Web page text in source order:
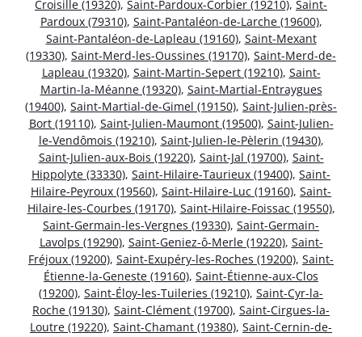
Croisille (19320), Saint-Pardoux-Corbier (19210), Saint-
Pardoux (79310), Saint-Pantaléon-de-Larche (19600),
Saint-Pantaléon-de-Lapleau (19160), Saint-Mexant
(19330), Saint-Merd-les-Oussines (19170), Saint-Merd-de-
Lapleau (19320), Saint-Martin-Sepert (19210), Saint-
Martin-la-Méanne (19320), Saint-Martial-Entraygues
(19400), Saint-Martial-de-Gimel (19150), Saint-Julien-près-
Bort (19110), Saint-Julien-Maumont (19500), Saint-Julien-
le-Vendômois (19210), Saint-Julien-le-Pèlerin (19430),
Saint-Julien-aux-Bois (19220), Saint-Jal (19700), Saint-
Hippolyte (33330), Saint-Hilaire-Taurieux (19400), Saint-
Hilaire-Peyroux (19560), Saint-Hilaire-Luc (19160), Saint-
Hilaire-les-Courbes (19170), Saint-Hilaire-Foissac (19550),
Saint-Germain-les-Vergnes (19330), Saint-Germain-
Lavolps (19290), Saint-Geniez-ô-Merle (19220), Saint-
Fréjoux (19200), Saint-Exupéry-les-Roches (19200), Saint-
Étienne-la-Geneste (19160), Saint-Étienne-aux-Clos
(19200), Saint-Éloy-les-Tuileries (19210), Saint-Cyr-la-
Roche (19130), Saint-Clément (19700), Saint-Cirgues-la-
Loutre (19220), Saint-Chamant (19380), Saint-Cernin-de-